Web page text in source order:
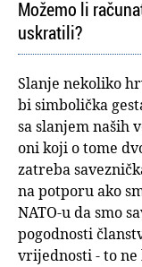
Možemo li
uskratili?
Slanje nekoliko
bi simbolička
sa slanjem naših
oni koji o tome
zatreba
na potporu ako
NATO-u da smo
pogodnosti
vrijednosti - to